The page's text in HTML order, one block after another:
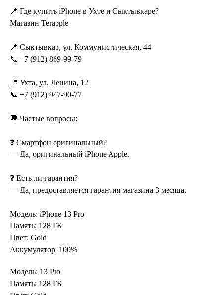
📍 Где купить iPhone в Ухте и Сыктывкаре?
Магазин Terapple
📍 Сыктывкар, ул. Коммунистическая, 44
📞 +7 (912) 869-99-79
📍 Ухта, ул. Ленина, 12
📞 +7 (912) 947-90-77
💬 Частые вопросы:
❓ Смартфон оригинальный?
— Да, оригинальный iPhone Apple.
❓ Есть ли гарантия?
— Да, предоставляется гарантия магазина 3 месяца.
Модель: iPhone 13 Pro
Память: 128 ГБ
Цвет: Gold
Аккумулятор: 100%
Модель: 13 Pro
Память: 128 ГБ